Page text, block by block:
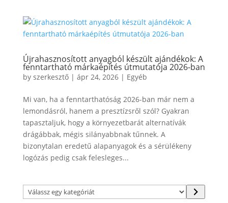
Újrahasznosított anyagból készült ajándékok: A
fenntartható márkaépítés útmutatója 2026-ban
by szerkesztő| ápr 24, 2026| Egyéb
Mi van, ha a fenntarthatóság 2026-ban már nem a
lemondásról, hanem a presztízsről szól? Gyakran
tapasztaljuk, hogy a környezetbarát alternatívák
drágábbak, mégis silányabbnak tűnnek. A
bizonytalan eredetű alapanyagok és a sérülékeny
logózás pedig csak felesleges...
Válassz